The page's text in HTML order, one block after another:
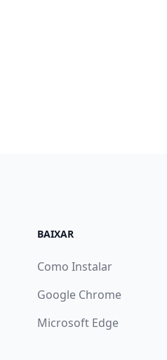
BAIXAR
Como Instalar
Google Chrome
Microsoft Edge